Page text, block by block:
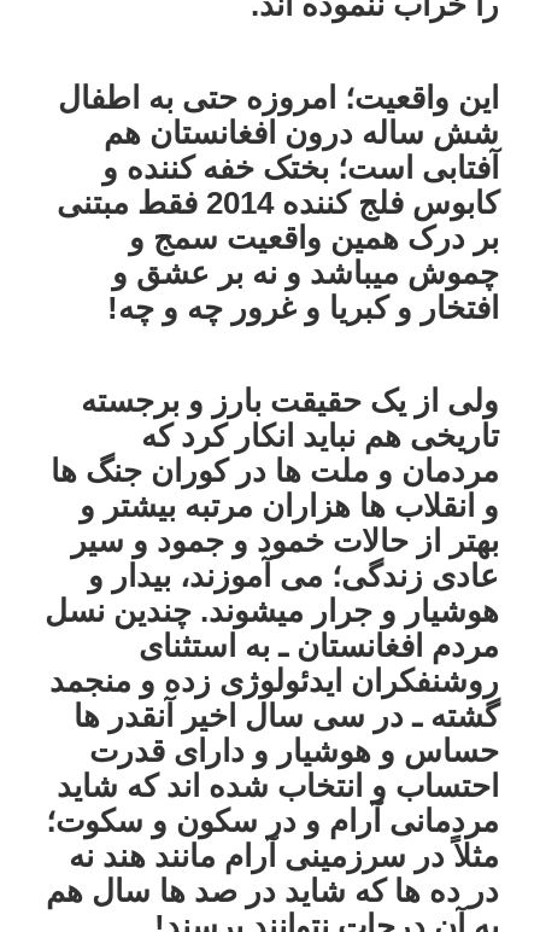
این واقعیت؛ امروزه حتی به اطفال
شش ساله درون افغانستان هم
آفتابی است؛ بختک خفه کننده و
کابوس فلج کننده 2014 فقط مبتنی
بر درک همین واقعیت سمج و
چموش میباشد و نه بر عشق و
افتخار و کبریا و غرور چه و چه!
ولی از یک حقیقت بارز و برجسته
تاریخی هم نباید انکار کرد که
مردمان و ملت ها در کوران جنگ ها
و انقلاب ها هزاران مرتبه بیشتر و
بهتر از حالات خمود و جمود و سیر
عادی زندگی؛ می آموزند، بیدار و
هوشیار و جرار میشوند. چندین نسل
مردم افغانستان ـ به استثنای
روشنفکران ایدئولوژی زده و منجمد
گشته ـ در سی سال اخیر آنقدر ها
حساس و هوشیار و دارای قدرت
احتساب و انتخاب شده اند که شاید
مردمانی آرام و در سکون و سکوت؛
مثلاً در سرزمینی آرام مانند هند نه
در ده ها که شاید در صد ها سال هم